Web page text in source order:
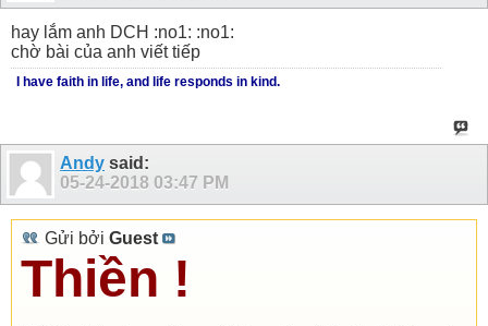
hay lắm anh DCH :no1: :no1:
chờ bài của anh viết tiếp
I have faith in life, and life responds in kind.
Andy said:
05-24-2018 03:47 PM
Gửi bởi Guest
Thiền !